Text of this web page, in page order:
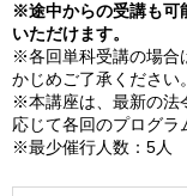
※途中からの受講も可
いただけます。
※各回単科受講の場合
かじめご了承ください。
※本講座は、最新の法
応じて各回のプログラ
※最少催行人数：5人